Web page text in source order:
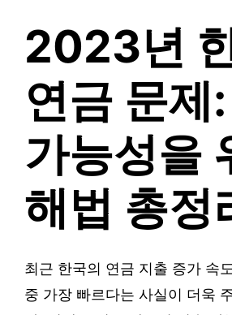
2023년
연금 문제
가능성을
해법 총정
최근 한국의 연금 지출 증가 속
중 가장 빠르다는 사실이 더욱